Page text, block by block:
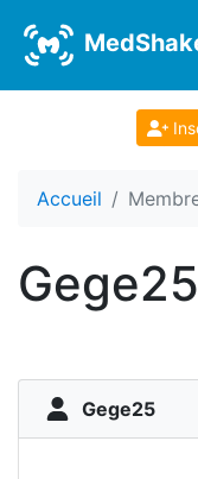
Accueil
Gege25
Gege25